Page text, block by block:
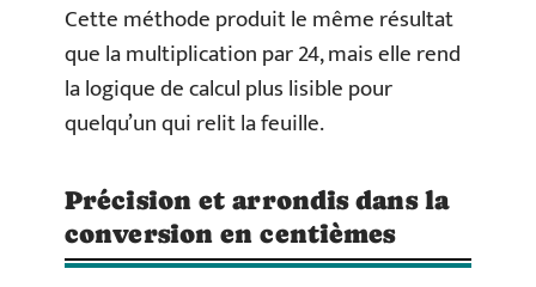
Cette méthode produit le même résultat
que la multiplication par 24, mais elle rend
la logique de calcul plus lisible pour
quelqu’un qui relit la feuille.
Précision et arrondis dans la
conversion en centièmes